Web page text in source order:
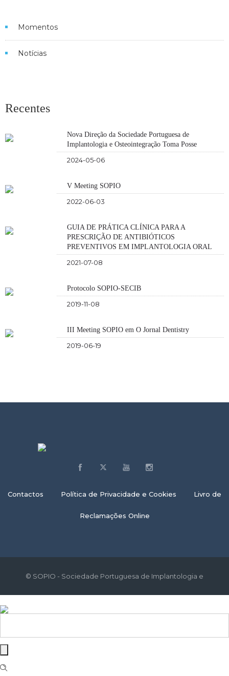
Momentos
Notícias
Recentes
Nova Direção da Sociedade Portuguesa de
Implantologia e Osteointegração Toma Posse
2024-05-06
V Meeting SOPIO
2022-06-03
GUIA DE PRÁTICA CLÍNICA PARA A
PRESCRIÇÃO DE ANTIBIÓTICOS
PREVENTIVOS EM IMPLANTOLOGIA ORAL
2021-07-08
Protocolo SOPIO-SECIB
2019-11-08
III Meeting SOPIO em O Jornal Dentistry
2019-06-19
Contactos Política de Privacidade e Cookies Livro de
Reclamações Online
© SOPIO - Sociedade Portuguesa de Implantologia e
Osteointegração